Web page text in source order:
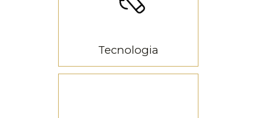
Tecnologia